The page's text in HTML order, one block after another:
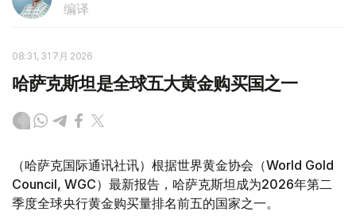
编译
08:31, 31 7月 2026
哈萨克斯坦是全球五大黄金购买国之一
（哈萨克国际通讯社讯）根据世界黄金协会（World Gold
Council, WGC）最新报告，哈萨克斯坦成为2026年第二
季度全球央行黄金购买量排名前五的国家之一。